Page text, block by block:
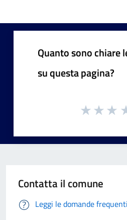
Quanto sono chiare
su questa pagina?
Contatta il comune
Leggi le domande frequenti